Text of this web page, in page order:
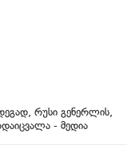
რუსი გენერლის,
- მედია